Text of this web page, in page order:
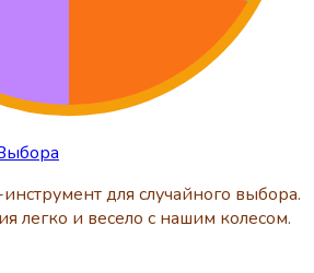
для случайного выбора.
легко и весело с нашим колесом.